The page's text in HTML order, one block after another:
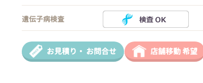
遺伝子病検査
お見積り・ お問合せ 店舗移動希望